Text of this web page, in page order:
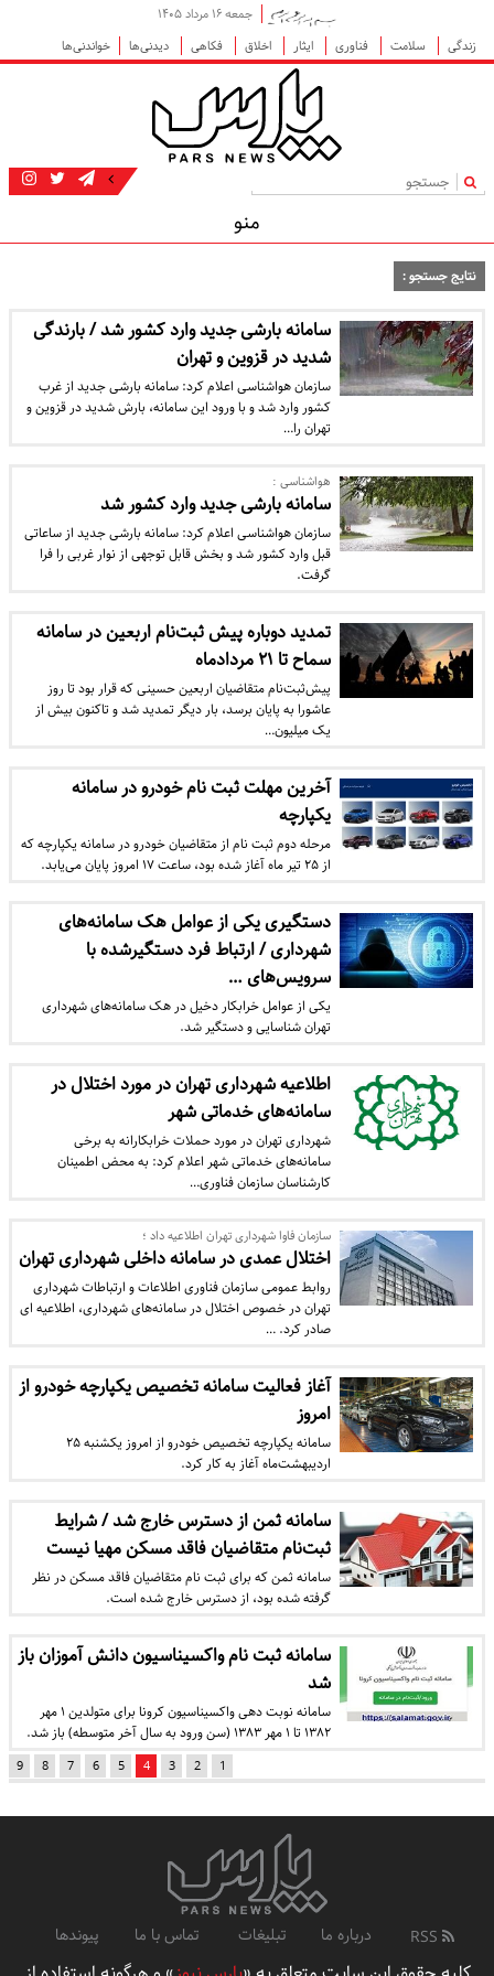
جمعه ۱۶ مرداد ۱۴۰۵
زندگی
سلامت فناوری ایثار اخلاق فکاهی دیدنی‌ها خواندنی‌ها
|
منو
نتایج جستجو :
سامانه بارشی جدید وارد کشور شد / بارندگی
شدید در قزوین و تهران
سازمان هواشناسی اعلام کرد: سامانه بارشی جدید از غرب
کشور وارد شد و با ورود این سامانه، بارش شدید در قزوین و
تهران را…
هواشناسی :
سامانه بارشی جدید وارد کشور شد
سازمان هواشناسی اعلام کرد: سامانه بارشی جدید از ساعاتی
قبل وارد کشور شد و بخش قابل توجهی از نوار غربی را فرا
گرفت.
تمدید دوباره پیش ثبت‌نام اربعین در سامانه
سماح تا ۲۱ مردادماه
پیش‌ثبت‌نام متقاضیان اربعین حسینی که قرار بود تا روز
عاشورا به پایان برسد، بار دیگر تمدید شد و تاکنون بیش از
یک میلیون…
آخرین مهلت ثبت نام خودرو در سامانه
یکپارچه
مرحله دوم ثبت نام از متقاضیان خودرو در سامانه یکپارچه که
از ۲۵ تیر ماه آغاز شده بود، ساعت ۱۷ امروز پایان می‌یابد.
دستگیری یکی از عوامل هک سامانه‌های
شهرداری / ارتباط فرد دستگیرشده با
سرویس‌های …
یکی از عوامل خرابکار دخیل در هک سامانه‌های شهرداری
تهران شناسایی و دستگیر شد.
اطلاعیه شهرداری تهران در مورد اختلال در
سامانه‌های خدماتی شهر
شهرداری تهران در مورد حملات خرابکارانه به برخی
سامانه‌های خدماتی شهر اعلام کرد: به محض اطمینان
کارشناسان سازمان فناوری…
سازمان فاوا شهرداری تهران اطلاعیه داد ؛
اختلال عمدی در سامانه داخلی شهرداری تهران
روابط عمومی سازمان فناوری اطلاعات و ارتباطات شهرداری
تهران در خصوص اختلال در سامانه‌های شهرداری، اطلاعیه ای
صادر کرد. …
آغاز فعالیت سامانه تخصیص یکپارچه خودرو از
امروز
سامانه یکپارچه تخصیص خودرو از امروز یکشنبه ۲۵
اردیبهشت‌ماه آغاز به کار کرد.
سامانه ثمن از دسترس خارج شد / شرایط
ثبت‌نام متقاضیان فاقد مسکن مهیا نیست
سامانه ثمن که برای ثبت نام متقاضیان فاقد مسکن در نظر
گرفته شده بود، از دسترس خارج شده است.
سامانه ثبت نام واکسیناسیون دانش آموزان باز
شد
سامانه نوبت دهی واکسیناسیون کرونا برای متولدین ۱ مهر
۱۳۸۲ تا ۱ مهر ۱۳۸۳ (سن ورود به سال آخر متوسطه) باز شد.
1
2
3
4
5
6
7
8
9
درباره ما تبلیغات تماس با ما پیوندها